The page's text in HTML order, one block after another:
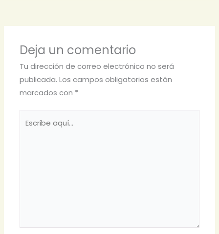
Deja un comentario
Tu dirección de correo electrónico no será
publicada. Los campos obligatorios están
marcados con *